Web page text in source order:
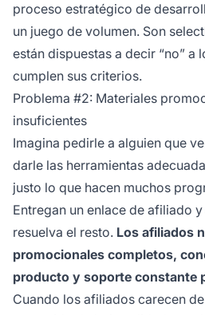
proceso estratégico de
un juego de volumen. Son
están dispuestas a decir “no” a
cumplen sus criterios.
Problema #2: Materiales
insuficientes
Imagina pedirle a alguien que
darle las herramientas
justo lo que hacen muchos
Entregan un enlace de afiliado
resuelva el resto. Los afiliados
promocionales completos,
producto y soporte constante
Cuando los afiliados carecen